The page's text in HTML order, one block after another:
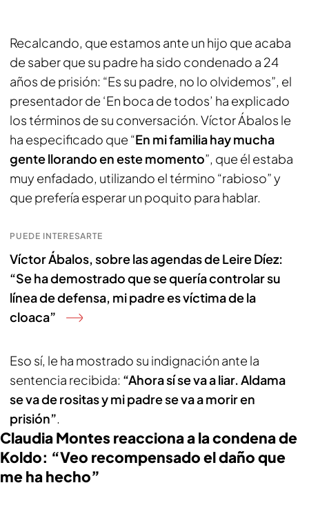
Recalcando, que estamos ante un hijo que acaba
de saber que su padre ha sido condenado a 24
años de prisión: “Es su padre, no lo olvidemos”, el
presentador de ‘En boca de todos’ ha explicado
los términos de su conversación. Víctor Ábalos le
ha especificado que “En mi familia hay mucha
gente llorando en este momento”, que él estaba
muy enfadado, utilizando el término “rabioso” y
que prefería esperar un poquito para hablar.
PUEDE INTERESARTE
Víctor Ábalos, sobre las agendas de Leire Díez:
“Se ha demostrado que se quería controlar su
línea de defensa, mi padre es víctima de la
cloaca”
Eso sí, le ha mostrado su indignación ante la
sentencia recibida: “Ahora sí se va a liar. Aldama
se va de rositas y mi padre se va a morir en
prisión”.
Claudia Montes reacciona a la condena de
Koldo: “Veo recompensado el daño que
me ha hecho”